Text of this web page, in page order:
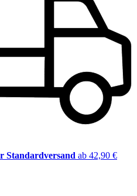
Standardversand ab 42,90 €